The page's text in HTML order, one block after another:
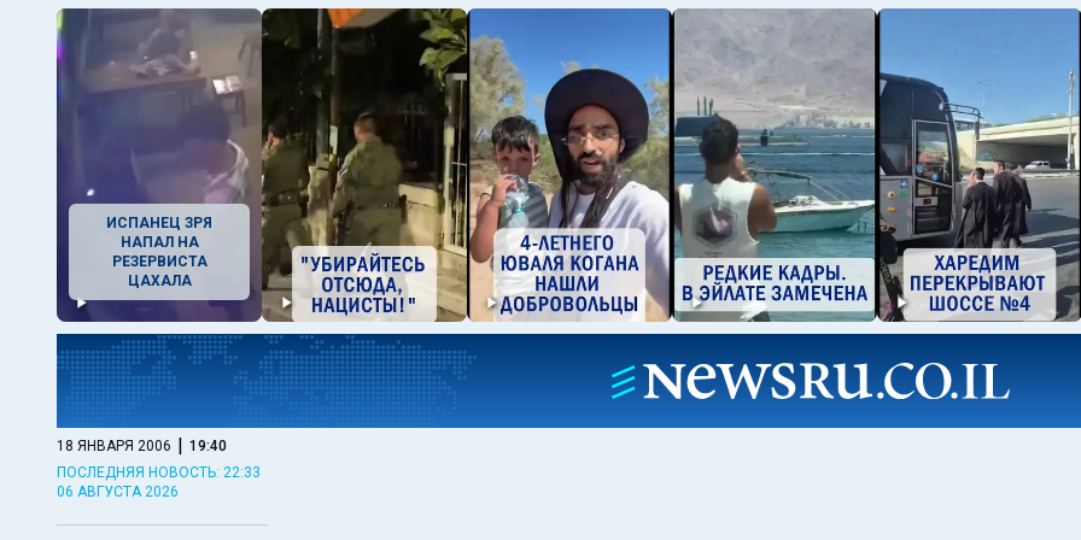
ИСПАНЕЦ ЗРЯ
НАПАЛ НА
РЕЗЕРВИСТА
ЦАХАЛА
18 ЯНВАРЯ 2006 | 19:40
ПОСЛЕДНЯЯ НОВОСТЬ: 22:33
06 АВГУСТА 2026